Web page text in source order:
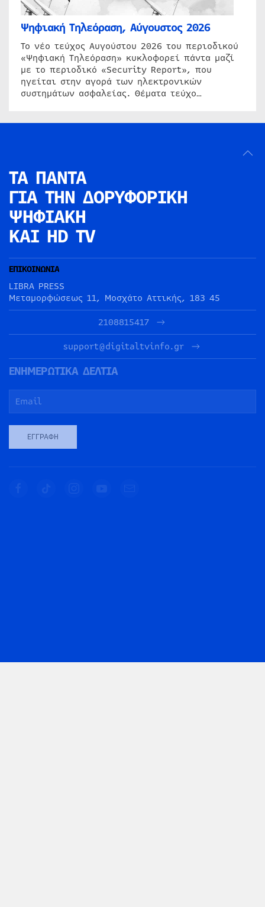
Ψηφιακή Τηλεόραση, Αύγουστος 2026
Το νέο τεύχος Αυγούστου 2026 του περιοδικού
«Ψηφιακή Τηλεόραση» κυκλοφορεί πάντα μαζί
με το περιοδικό «Security Report», που
ηγείται στην αγορά των ηλεκτρονικών
συστημάτων ασφαλείας. Θέματα τεύχο…
ΤΑ ΠΑΝΤΑ
ΓΙΑ ΤΗΝ ΔΟΡΥΦΟΡΙΚΗ
ΨΗΦΙΑΚΗ
ΚΑΙ HD TV
ΕΠΙΚΟΙΝΩΝΙΑ
LIBRA PRESS
Μεταμορφώσεως 11, Μοσχάτο Αττικής, 183 45
2108815417
support@digitaltvinfo.gr
ΕΝΗΜΕΡΩΤΙΚΑ ΔΕΛΤΙΑ
ΕΓΓΡΑΦΉ